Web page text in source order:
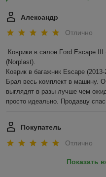
Александр
Отлично
Коврики в салон Ford Escape
(Norplast).
Коврик в багажник Escape
Брал весь комплект в машину.
выглядят в разы лучше чем
просто идеально. Продавцу
Покупатель
Отлично
Показать